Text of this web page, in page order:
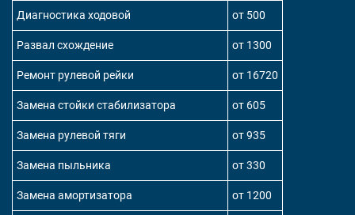
Диагностика ходовой от 500
Развал схождение от 1300
Ремонт рулевой рейки от 16720
Замена стойки стабилизатора от 605
Замена рулевой тяги от 935
Замена пыльника от 330
Замена амортизатора от 1200